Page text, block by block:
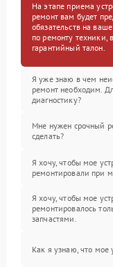
На этапе приема
ремонт вам будет
обязательств на
по ремонту техники,
гарантийный талон.
Я уже знаю в чем
ремонт необходим.
диагностику?
Мне нужен срочный
сделать?
Я хочу, чтобы мое
ремонтировали при
Я хочу, чтобы мое
ремонтировалось
запчастями.
Как я узнаю, что мое